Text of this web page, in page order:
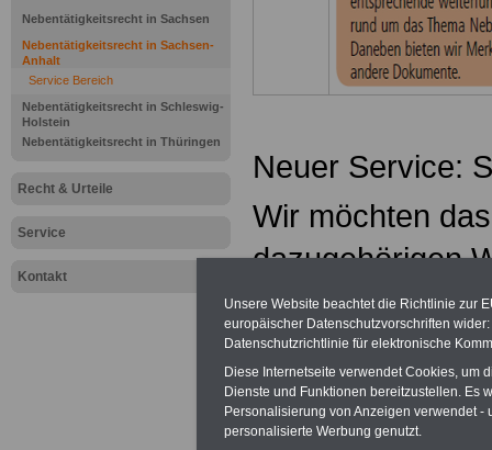
Nebentätigkeitsrecht in Sachsen
Nebentätigkeitsrecht in Sachsen-
Anhalt
Service Bereich
Nebentätigkeitsrecht in Schleswig-
Holstein
Nebentätigkeitsrecht in Thüringen
Recht & Urteile
Service
Kontakt
Neuer Service:
Wir möchten
dazugehörigen
werden daher,
Internet auf
Daneben
noch intensiver
Unsere Website beachtet die Richtlinie zur
europäischer Datenschutzvorschriften
Datenschutzrichtlinie für elektronische
Diese Internetseite verwendet Cookies, um
Dienste und Funktionen bereitzustellen. Es
Personalisierung von Anzeigen verwendet
personalisierte Werbung genutzt.